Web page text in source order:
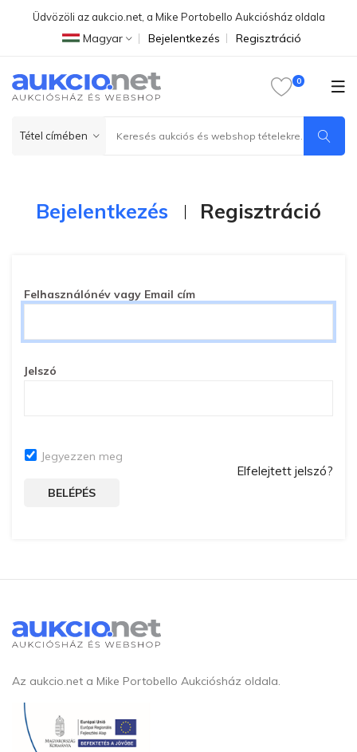
Üdvözöli az aukcio.net, a Mike Portobello Aukciósház oldala
Magyar Bejelentkezés Regisztráció
Bejelentkezés Regisztráció
Felhasználónév vagy Email cím
Jelszó
Jegyezzen meg
Elfelejtett jelszó?
BELÉPÉS
Az aukcio.net a Mike Portobello Aukciósház oldala.